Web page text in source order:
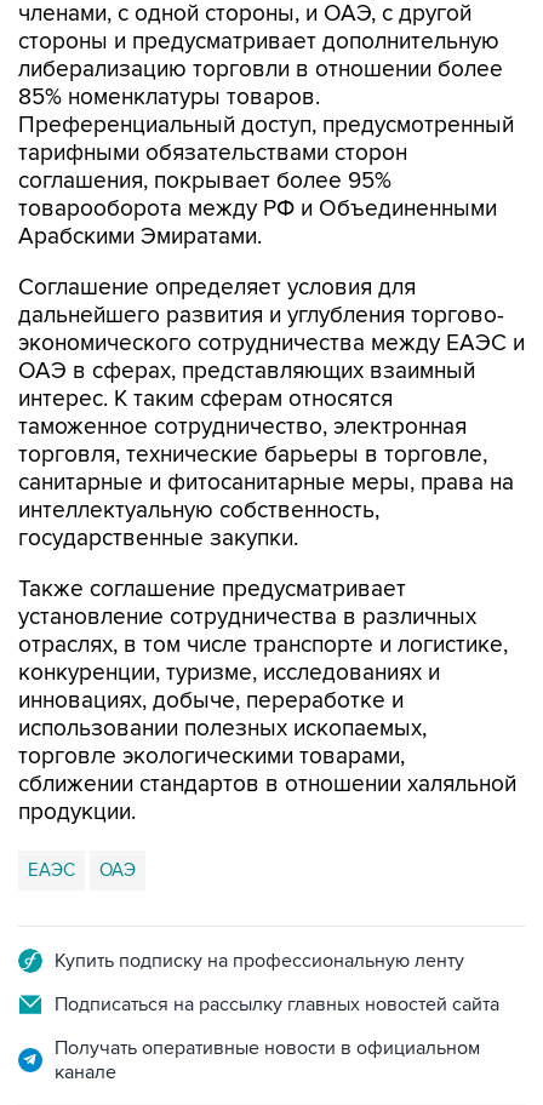
членами, с одной стороны, и ОАЭ, с другой
стороны и предусматривает дополнительную
либерализацию торговли в отношении более
85% номенклатуры товаров.
Преференциальный доступ, предусмотренный
тарифными обязательствами сторон
соглашения, покрывает более 95%
товарооборота между РФ и Объединенными
Арабскими Эмиратами.
Соглашение определяет условия для
дальнейшего развития и углубления торгово-
экономического сотрудничества между ЕАЭС и
ОАЭ в сферах, представляющих взаимный
интерес. К таким сферам относятся
таможенное сотрудничество, электронная
торговля, технические барьеры в торговле,
санитарные и фитосанитарные меры, права на
интеллектуальную собственность,
государственные закупки.
Также соглашение предусматривает
установление сотрудничества в различных
отраслях, в том числе транспорте и логистике,
конкуренции, туризме, исследованиях и
инновациях, добыче, переработке и
использовании полезных ископаемых,
торговле экологическими товарами,
сближении стандартов в отношении халяльной
продукции.
ЕАЭС ОАЭ
Купить подписку на профессиональную ленту
Подписаться на рассылку главных новостей сайта
Получать оперативные новости в официальном
канале